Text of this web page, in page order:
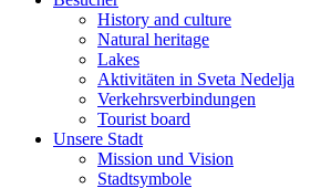
History and culture
Natural heritage
Lakes
Aktivitäten in Sveta Nedelja
Verkehrsverbindungen
Tourist board
Unsere Stadt
Mission und Vision
Stadtsymbole